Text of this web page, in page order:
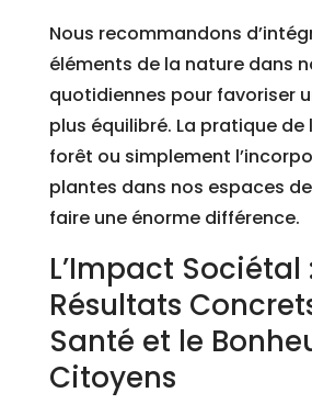
Nous recommandons
éléments de la nature dans
quotidiennes pour favoriser
plus équilibré. La pratique de
forêt ou simplement
plantes dans nos espaces
faire une énorme différence.
L’Impact Sociétal
Résultats
Santé et le
Citoyens